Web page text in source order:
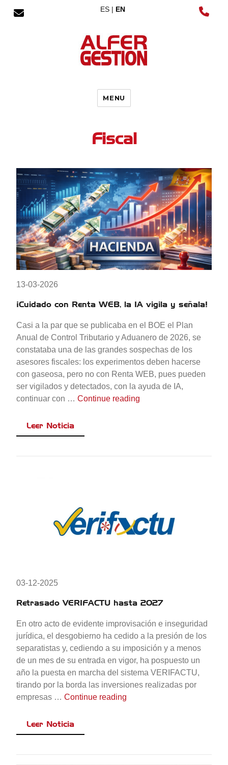
ES | EN
MENU
Fiscal
13-03-2026
¡Cuidado con Renta WEB, la IA vigila y señala!
Casi a la par que se publicaba en el BOE el Plan
Anual de Control Tributario y Aduanero de 2026, se
constataba una de las grandes sospechas de los
asesores fiscales: los experimentos deben hacerse
con gaseosa, pero no con Renta WEB, pues pueden
ser vigilados y detectados, con la ayuda de IA,
continuar con …Continue reading
Leer Noticia
03-12-2025
Retrasado VERIFACTU hasta 2027
En otro acto de evidente improvisación e inseguridad
jurídica, el desgobierno ha cedido a la presión de los
separatistas y, cediendo a su imposición y a menos
de un mes de su entrada en vigor, ha pospuesto un
año la puesta en marcha del sistema VERIFACTU,
tirando por la borda las inversiones realizadas por
empresas …Continue reading
Leer Noticia